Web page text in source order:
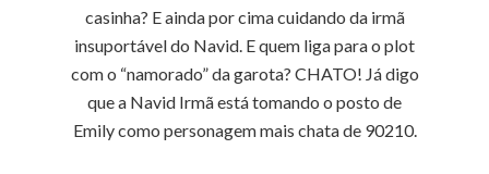
casinha? E ainda por cima cuidando da irmã
insuportável do Navid. E quem liga para o plot
com o “namorado” da garota? CHATO! Já digo
que a Navid Irmã está tomando o posto de
Emily como personagem mais chata de 90210.